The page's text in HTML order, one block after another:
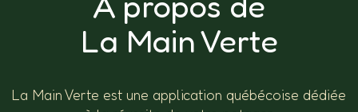
La Main Verte
La Main Verte est une application québécoise dédiée